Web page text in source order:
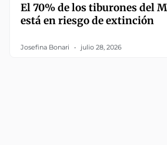
El 70% de los tiburones del
está en riesgo de extinción
Josefina Bonari julio 28, 2026